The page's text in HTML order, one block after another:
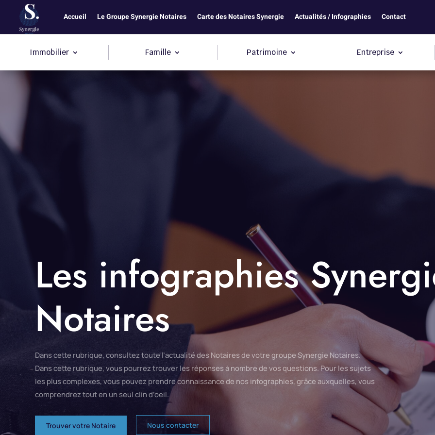
Accueil Le Groupe Synergie Notaires Carte des Notaires Synergie Actualités / Infographies Contact
Immobilier Famille Patrimoine Entreprise
Les infographies
Notaires
Dans cette rubrique, consultez toute l’actualité des Notaires de votre groupe Synergie Notaires.
Dans cette rubrique, vous pourrez trouver les réponses à nombre de vos questions. Pour les sujets
les plus complexes, vous pouvez prendre connaissance de nos infographies, grâce auxquelles, vous
comprendrez tout en un seul clin d’oeil.
Trouver votre Notaire Nous contacter